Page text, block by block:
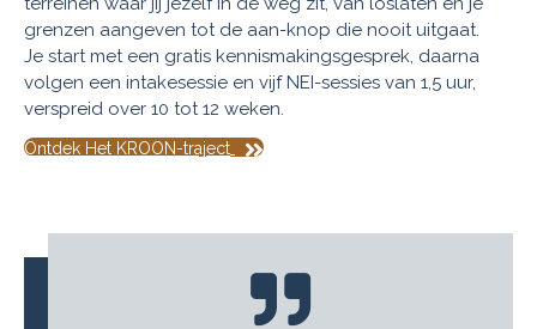
grenzen aangeven tot de aan-knop die nooit uitgaat.
Je start met een gratis kennismakingsgesprek, daarna
volgen een intakesessie en vijf NEI-sessies van 1,5 uur,
verspreid over 10 tot 12 weken.
Ontdek Het KROON-traject